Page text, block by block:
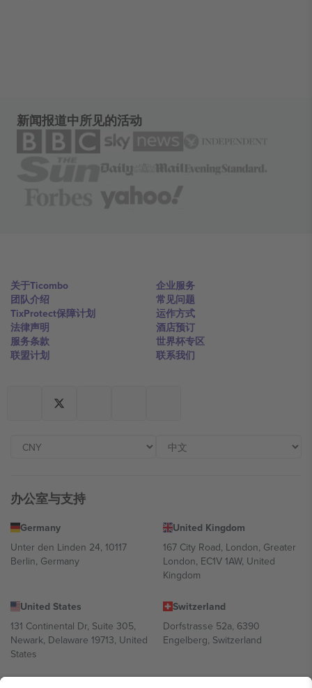
新闻报道中所见的活动
关于Ticombo
团队介绍
TixProtect保障计划
法律声明
服务条款
联盟计划
企业服务
常见问题
运作方式
酒店预订
世界杯专区
联系我们
办公室与支持
Germany
Unter den Linden 24, 10117
Berlin, Germany
United Kingdom
167 City Road, London, Greater
London, EC1V 1AW, United
Kingdom
United States
131 Continental Dr, Suite 305,
Newark, Delaware 19713, United
States
Switzerland
Dorfstrasse 52a, 6390
Engelberg, Switzerland